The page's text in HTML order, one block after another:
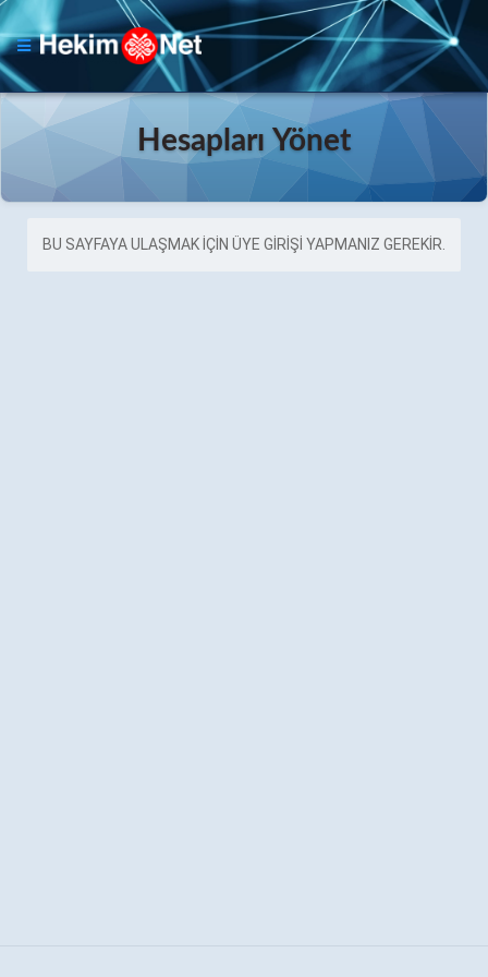
Hesapları Yönet
BU SAYFAYA ULAŞMAK IÇIN ÜYE GIRIŞI YAPMANIZ GEREKIR.